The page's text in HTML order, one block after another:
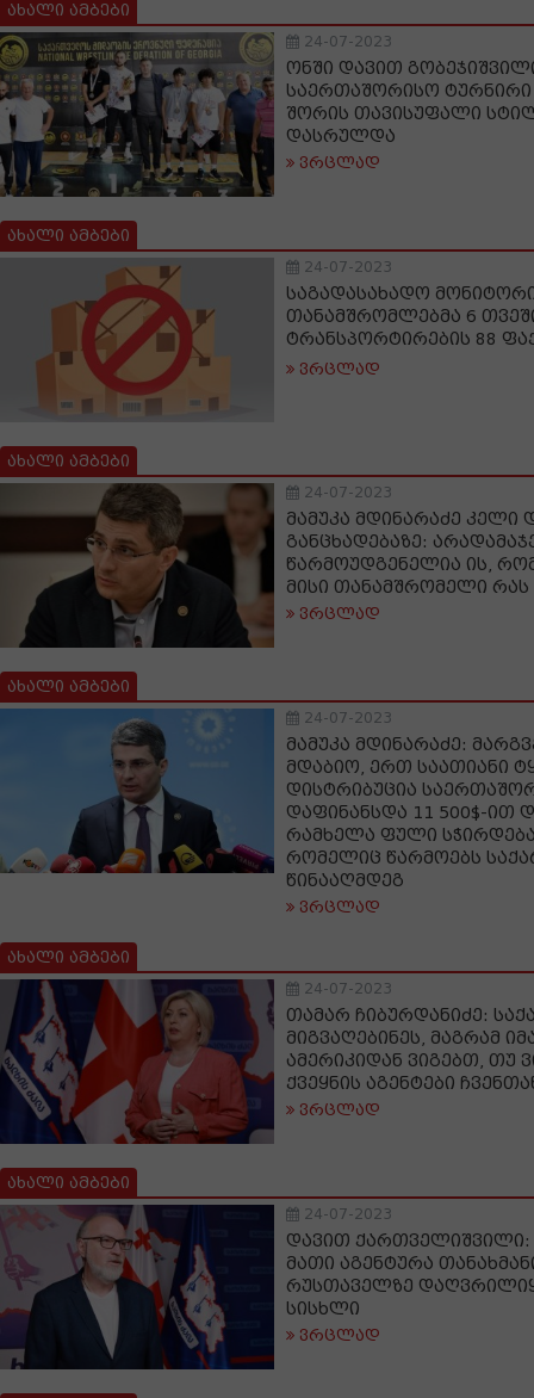
ახალი ამბები
24-07-2023
ონში დავით
საერთაშორისო
შორის თავისუფალი
დასრულდა
ვრცლად
ახალი ამბები
24-07-2023
საგადასახადო
თანამშრომლებმა 6
ტრანსპორტირების 88
ვრცლად
ახალი ამბები
24-07-2023
მამუკა მდინარაძე კელი
განცხადებაზე:
წარმოუდგენელია ის,
მისი თანამშრომელი რას
ვრცლად
ახალი ამბები
24-07-2023
მამუკა მდინარაძე:
მდაბიო, ერთ საათიანი
დისტრიბუცია
დაფინანსდა 11 500$-ით
რამხელა ფული სჭირდება
რომელიც წარმოებს
წინააღმდეგ
ვრცლად
ახალი ამბები
24-07-2023
თამარ ჩიბურდანიძე:
მიგვაღებინეს, მაგრამ
ამერიკიდან ვიგებთ, თუ
ქვეყნის აგენტები
ვრცლად
ახალი ამბები
24-07-2023
დავით ქართველიშვილი:
მათი აგენტურა
რუსთაველზე
სისხლი
ვრცლად